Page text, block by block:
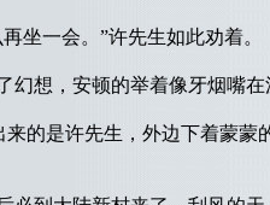
一会。”许先生如此劝着。
想，安顿的举着像牙烟嘴在
是许先生，外边下着蒙蒙